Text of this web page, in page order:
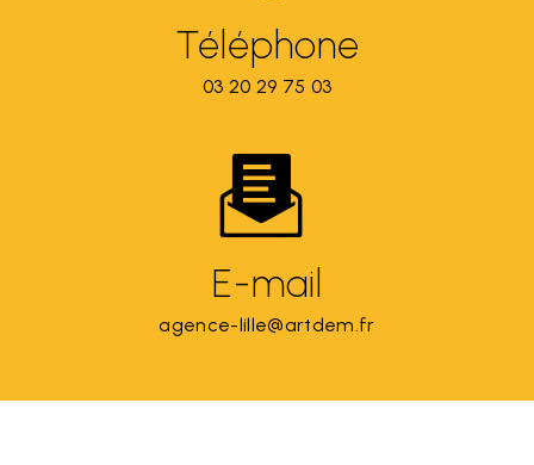
Téléphone
03 20 29 75 03
E-mail
agence-lille@artdem.fr